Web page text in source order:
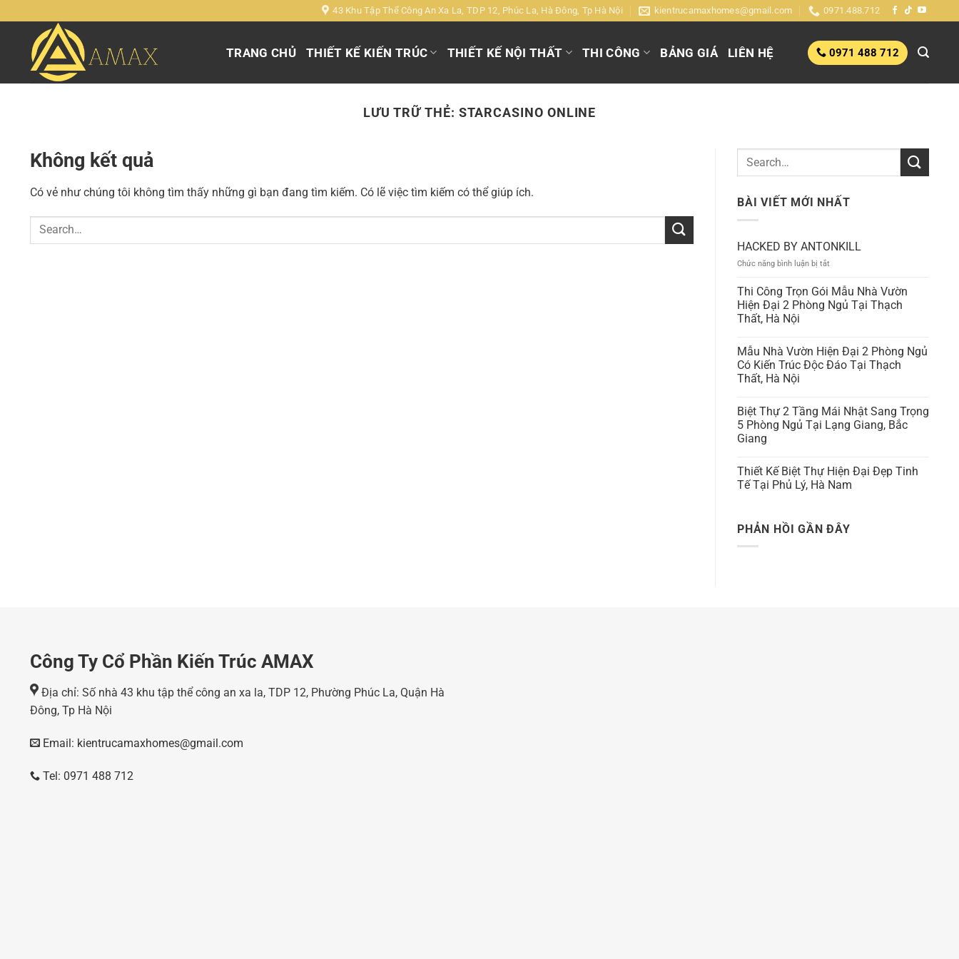
đến
43 Khu Tập Thể Công An Xa La, TDP 12, Phúc La, Hà Đông, Tp Hà Nội kientrucamaxhomes@gmail.com 0971.488.712
TRANG CHỦ THIẾT KẾ KIẾN TRÚC THIẾT KẾ NỘI THẤT THI CÔNG BẢNG GIÁ LIÊN HỆ 0971 488 712
LƯU TRỮ THẺ: STARCASINO ONLINE
Không kết quả
Có vẻ như chúng tôi không tìm thấy những gì bạn đang tìm kiếm. Có lẽ việc tìm kiếm có thể giúp ích.
BÀI VIẾT MỚI NHẤT
HACKED BY ANTONKILL
Chức năng bình luận bị tắt
BY
ANTONKILL
Thi Công Trọn Gói Mẫu Nhà Vườn
Hiện Đại 2 Phòng Ngủ Tại Thạch
Thất, Hà Nội
Mẫu Nhà Vườn Hiện Đại 2 Phòng Ngủ
Có Kiến Trúc Độc Đáo Tại Thạch
Thất, Hà Nội
Biệt Thự 2 Tầng Mái Nhật Sang Trọng
5 Phòng Ngủ Tại Lạng Giang, Bắc
Giang
Thiết Kế Biệt Thự Hiện Đại Đẹp Tinh
Tế Tại Phủ Lý, Hà Nam
PHẢN HỒI GẦN ĐÂY
Công Ty Cổ Phần Kiến Trúc AMAX
Địa chỉ: Số nhà 43 khu tập thể công an xa la, TDP 12, Phường Phúc La, Quận Hà
Đông, Tp Hà Nội
Email: kientrucamaxhomes@gmail.com
Tel: 0971 488 712